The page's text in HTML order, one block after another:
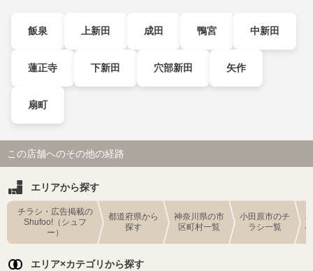
飯泉 上新田 成田 鴨宮 中新田
蓮正寺 下新田 穴部新田 矢作
扇町
この店舗へのその他の経路
エリアから探す
チラシ・広告掲載の
Shufoo!（シュフ
ー）
都道府県から
探す
神奈川県の市
区町村一覧
小田原市のチ
ラシ一覧
エリア×カテゴリから探す